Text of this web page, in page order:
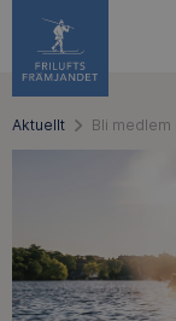
Aktuellt Bli medlem